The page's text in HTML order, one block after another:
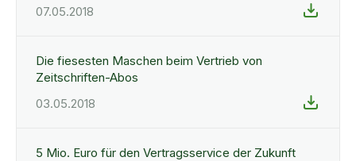
07.05.2018
Die fiesesten Maschen beim Vertrieb von
Zeitschriften-Abos
03.05.2018
5 Mio. Euro für den Vertragsservice der Zukunft